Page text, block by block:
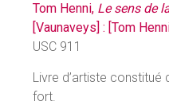
Tom Henni, Le sens de
[Vaunaveys] : [Tom
USC 911
Livre d’artiste
fort.